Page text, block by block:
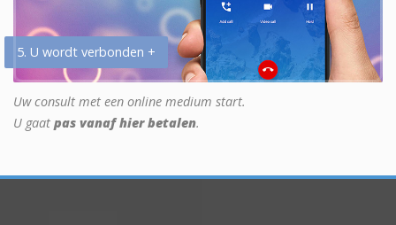
5. U wordt verbonden +
Uw consult met een online medium start.
U gaat pas vanaf hier betalen.